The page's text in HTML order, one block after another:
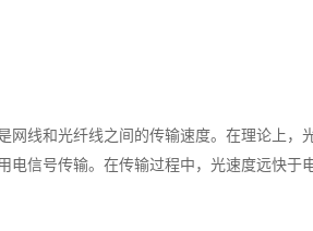
网线和光纤线之间的传输速度。在理论上，
电信号传输。在传输过程中，光速度远快于